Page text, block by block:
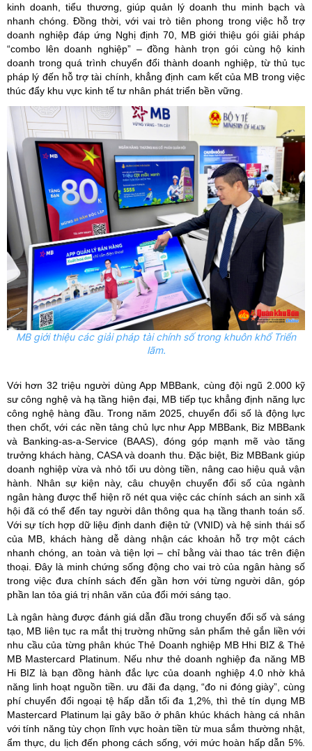
kinh doanh, tiểu thương, giúp quản lý doanh thu minh bạch và
nhanh chóng. Đồng thời, với vai trò tiên phong trong việc hỗ trợ
doanh nghiệp đáp ứng Nghị định 70, MB giới thiệu gói giải pháp
“combo lên doanh nghiệp” – đồng hành trọn gói cùng hộ kinh
doanh trong quá trình chuyển đổi thành doanh nghiệp, từ thủ tục
pháp lý đến hỗ trợ tài chính, khẳng định cam kết của MB trong việc
thúc đẩy khu vực kinh tế tư nhân phát triển bền vững.
MB giới thiệu các giải pháp tài chính số trong khuôn khổ Triển
lãm.
Với hơn 32 triệu người dùng App MBBank, cùng đội ngũ 2.000 kỹ
sư công nghệ và hạ tầng hiện đại, MB tiếp tục khẳng định năng lực
công nghệ hàng đầu. Trong năm 2025, chuyển đổi số là động lực
then chốt, với các nền tảng chủ lực như App MBBank, Biz MBBank
và Banking-as-a-Service (BAAS), đóng góp mạnh mẽ vào tăng
trưởng khách hàng, CASA và doanh thu. Đặc biệt, Biz MBBank giúp
doanh nghiệp vừa và nhỏ tối ưu dòng tiền, nâng cao hiệu quả vận
hành. Nhân sự kiện này, câu chuyện chuyển đổi số của ngành
ngân hàng được thể hiện rõ nét qua việc các chính sách an sinh xã
hội đã có thể đến tay người dân thông qua hạ tầng thanh toán số.
Với sự tích hợp dữ liệu định danh điện tử (VNID) và hệ sinh thái số
của MB, khách hàng dễ dàng nhận các khoản hỗ trợ một cách
nhanh chóng, an toàn và tiện lợi – chỉ bằng vài thao tác trên điện
thoại. Đây là minh chứng sống động cho vai trò của ngân hàng số
trong việc đưa chính sách đến gần hơn với từng người dân, góp
phần lan tỏa giá trị nhân văn của đổi mới sáng tạo.
Là ngân hàng được đánh giá dẫn đầu trong chuyển đổi số và sáng
tạo, MB liên tục ra mắt thị trường những sản phẩm thẻ gắn liền với
nhu cầu của từng phân khúc Thẻ Doanh nghiệp MB Hhi BIZ & Thẻ
MB Mastercard Platinum. Nếu như thẻ doanh nghiệp đa năng MB
Hi BIZ là bạn đồng hành đắc lực của doanh nghiệp 4.0 nhờ khả
năng linh hoạt nguồn tiền. ưu đãi đa dạng, “đo ni đóng giày”, cùng
phí chuyển đổi ngoại tệ hấp dẫn tối đa 1,2%, thì thẻ tín dụng MB
Mastercard Platinum lại gây bão ở phân khúc khách hàng cá nhân
với tính năng tùy chọn lĩnh vực hoàn tiền từ mua sắm thường nhật,
ẩm thực, du lịch đến phong cách sống, với mức hoàn hấp dẫn 5%.